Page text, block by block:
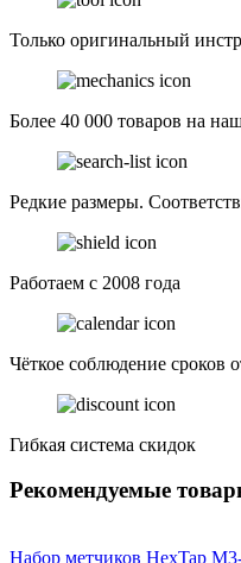
Только оригинальный
Более 40 000 товаров на
Редкие размеры.
Работаем с 2008 года
Чёткое соблюдение сроков
Гибкая система скидок
Рекомендуемые
Набор метчиков HexTap